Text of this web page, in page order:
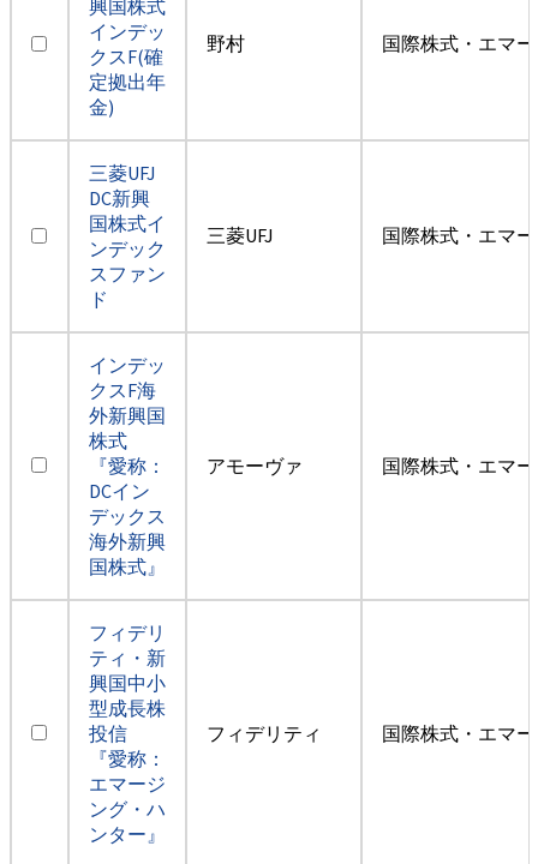
興国株式
インデッ
クスF(確
定拠出年
金)
野村 国際株式・エマ
三菱UFJ
DC新興
国株式イ
ンデック
スファン
ド
三菱UFJ 国際株式・エマ
インデッ
クスF海
外新興国
株式
『愛称：
DCイン
デックス
海外新興
国株式』
アモーヴァ 国際株式・エマ
フィデリ
ティ・新
興国中小
型成長株
投信
『愛称：
エマージ
ング・ハ
ンター』
フィデリティ 国際株式・エマ